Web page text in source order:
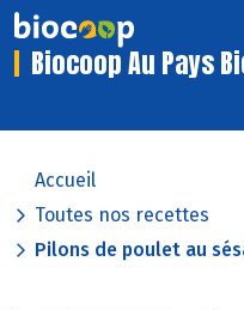
Biocoop Au Pays
Accueil
Toutes nos recettes
Pilons de poulet au